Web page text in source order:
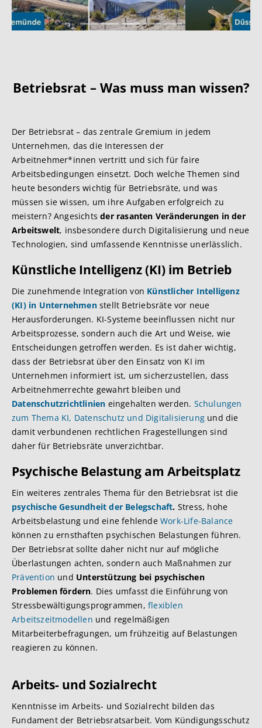
Betriebsrat – Was muss man wissen?
Der Betriebsrat – das zentrale Gremium in jedem
Unternehmen, das die Interessen der
Arbeitnehmer*innen vertritt und sich für faire
Arbeitsbedingungen einsetzt. Doch welche Themen sind
heute besonders wichtig für Betriebsräte, und was
müssen sie wissen, um ihre Aufgaben erfolgreich zu
meistern? Angesichtsder rasanten Veränderungen in der
Arbeitswelt, insbesondere durch Digitalisierung und neue
Technologien, sind umfassende Kenntnisse unerlässlich.
Künstliche Intelligenz (KI) im Betrieb
Die zunehmende Integration von Künstlicher Intelligenz
(KI) in Unternehmen stellt Betriebsräte vor neue
Herausforderungen. KI-Systeme beeinflussen nicht nur
Arbeitsprozesse, sondern auch die Art und Weise, wie
Entscheidungen getroffen werden. Es ist daher wichtig,
dass der Betriebsrat über den Einsatz von KI im
Unternehmen informiert ist, um sicherzustellen, dass
Arbeitnehmerrechte gewahrt bleiben und
Datenschutzrichtlinien eingehalten werden. Schulungen
zum Thema KI, Datenschutz und Digitalisierung und die
damit verbundenen rechtlichen Fragestellungen sind
daher für Betriebsräte unverzichtbar.
Psychische Belastung am Arbeitsplatz
Ein weiteres zentrales Thema für den Betriebsrat ist die
psychische Gesundheit der Belegschaft. Stress, hohe
Arbeitsbelastung und eine fehlende Work-Life-Balance
können zu ernsthaften psychischen Belastungen führen.
Der Betriebsrat sollte daher nicht nur auf mögliche
Überlastungen achten, sondern auch Maßnahmen zur
Prävention und Unterstützung bei psychischen
Problemen fördern. Dies umfasst die Einführung von
Stressbewältigungsprogrammen, flexiblen
Arbeitszeitmodellen und regelmäßigen
Mitarbeiterbefragungen, um frühzeitig auf Belastungen
reagieren zu können.
Arbeits- und Sozialrecht
Kenntnisse im Arbeits- und Sozialrecht bilden das
Fundament der Betriebsratsarbeit. Vom Kündigungsschutz